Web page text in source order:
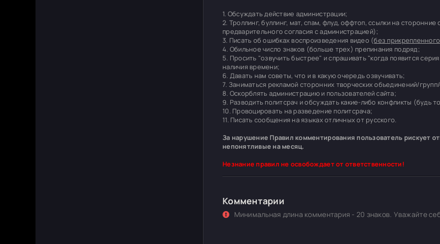
1. Обсуждать действие администрации;
2. Троллинг, буллинг, мат, спам, флуд, оффтоп, ссылки на
предварительного согласия с администрацией);
3. Писать об ошибках воспроизведения видео (без
4. Обильное число знаков (больше трех) препинания подряд;
5. Просить "озвучить быстрее" и спрашивать "когда появится
наличия времени;
6. Давать нам советы, что и в какую очередь озвучивать;
7. Заниматься рекламой сторонних творческих объединений/
8. Оскорблять администрацию и пользователей сайта;
9. Разводить политсрач и обсуждать какие-либо конфликты (будь
10. Провоцировать на разведение политсрача;
11. Писать сообщения на языках отличных от русского.
За нарушение Правил комментирования пользователь рискует
непонятливые на месяц.
Незнание правил не освобождает от ответственности!
Комментарии
Минимальная длина комментария - 20 знаков. Уважайте